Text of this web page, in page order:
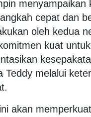
menyampaikan
cepat dan
oleh kedua
kuat untuk
Teddy melalui
akan